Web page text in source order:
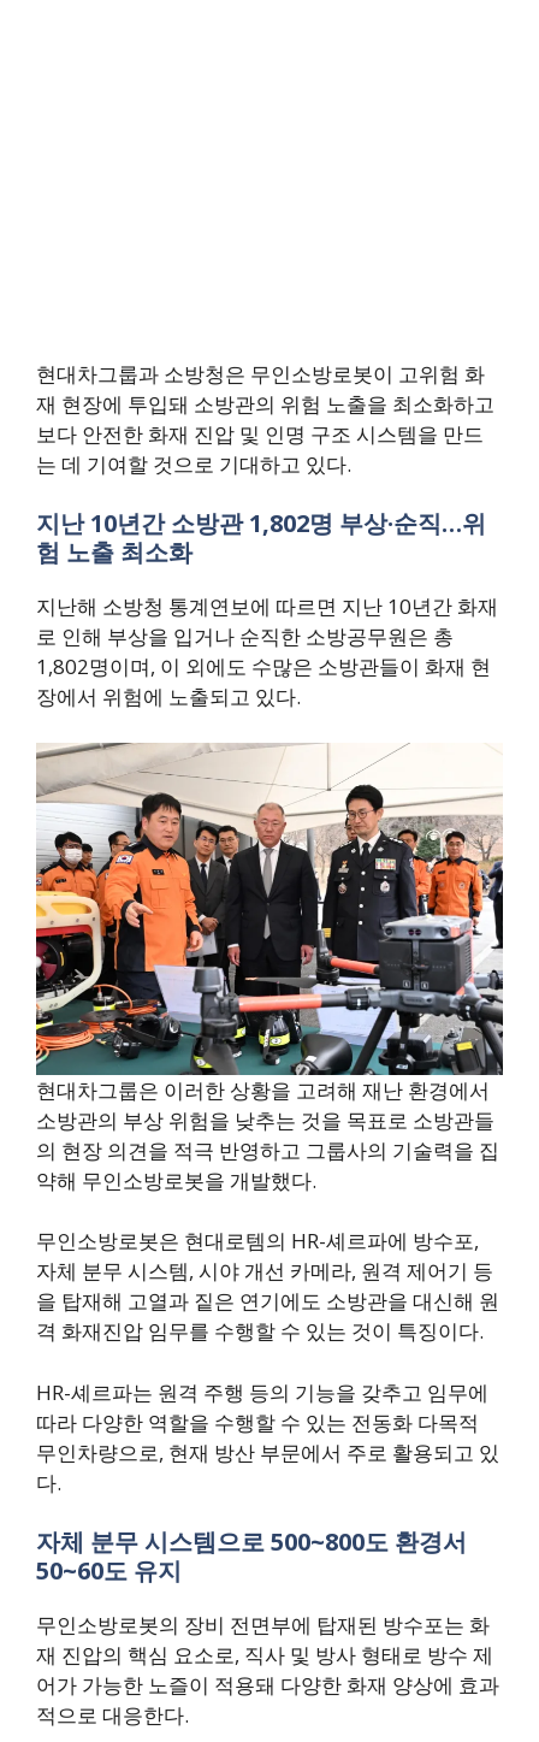
현대차그룹과 소방청은 무인소방로봇이 고위험 화
재 현장에 투입돼 소방관의 위험 노출을 최소화하고
보다 안전한 화재 진압 및 인명 구조 시스템을 만드
는 데 기여할 것으로 기대하고 있다.
지난 10년간 소방관 1,802명 부상·순직…위
험 노출 최소화
지난해 소방청 통계연보에 따르면 지난 10년간 화재
로 인해 부상을 입거나 순직한 소방공무원은 총
1,802명이며, 이 외에도 수많은 소방관들이 화재 현
장에서 위험에 노출되고 있다.
현대차그룹은 이러한 상황을 고려해 재난 환경에서
소방관의 부상 위험을 낮추는 것을 목표로 소방관들
의 현장 의견을 적극 반영하고 그룹사의 기술력을 집
약해 무인소방로봇을 개발했다.
무인소방로봇은 현대로템의 HR-셰르파에 방수포,
자체 분무 시스템, 시야 개선 카메라, 원격 제어기 등
을 탑재해 고열과 짙은 연기에도 소방관을 대신해 원
격 화재진압 임무를 수행할 수 있는 것이 특징이다.
HR-셰르파는 원격 주행 등의 기능을 갖추고 임무에
따라 다양한 역할을 수행할 수 있는 전동화 다목적
무인차량으로, 현재 방산 부문에서 주로 활용되고 있
다.
자체 분무 시스템으로 500~800도 환경서
50~60도 유지
무인소방로봇의 장비 전면부에 탑재된 방수포는 화
재 진압의 핵심 요소로, 직사 및 방사 형태로 방수 제
어가 가능한 노즐이 적용돼 다양한 화재 양상에 효과
적으로 대응한다.